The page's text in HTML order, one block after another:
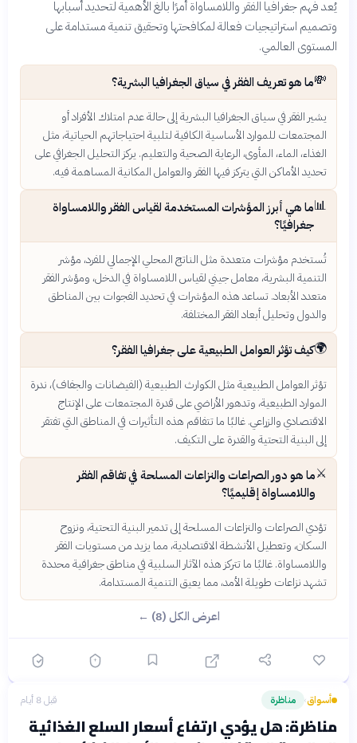
يُعد فهم جغرافيا الفقر واللامساواة أمرًا بالغ الأهمية لتحديد أسبابها
وتصميم استراتيجيات فعالة لمكافحتها وتحقيق تنمية مستدامة على
المستوى العالمي.
💸ما هو تعريف الفقر في سياق الجغرافيا البشرية؟
يشير الفقر في سياق الجغرافيا البشرية إلى حالة عدم امتلاك الأفراد أو
المجتمعات للموارد الأساسية الكافية لتلبية احتياجاتهم الحياتية، مثل
الغذاء، الماء، المأوى، الرعاية الصحية والتعليم. يركز التحليل الجغرافي على
تحديد الأماكن التي يتركز فيها الفقر والعوامل المكانية المساهمة فيه.
📊ما هي أبرز المؤشرات المستخدمة لقياس الفقر واللامساواة
جغرافيًا؟
تُستخدم مؤشرات متعددة مثل الناتج المحلي الإجمالي للفرد، مؤشر
التنمية البشرية، معامل جيني لقياس اللامساواة في الدخل، ومؤشر الفقر
متعدد الأبعاد. تساعد هذه المؤشرات في تحديد الفجوات بين المناطق
والدول وتحليل أبعاد الفقر المختلفة.
🌍كيف تؤثر العوامل الطبيعية على جغرافيا الفقر؟
تؤثر العوامل الطبيعية مثل الكوارث الطبيعية (الفيضانات والجفاف)، ندرة
الموارد الطبيعية، وتدهور الأراضي على قدرة المجتمعات على الإنتاج
الاقتصادي والزراعي. غالبًا ما تتفاقم هذه التأثيرات في المناطق التي تفتقر
إلى البنية التحتية والقدرة على التكيف.
⚔️ما هو دور الصراعات والنزاعات المسلحة في تفاقم الفقر
واللامساواة إقليميًا؟
تؤدي الصراعات والنزاعات المسلحة إلى تدمير البنية التحتية، ونزوح
السكان، وتعطيل الأنشطة الاقتصادية، مما يزيد من مستويات الفقر
واللامساواة. غالبًا ما تتركز هذه الآثار السلبية في مناطق جغرافية محددة
تشهد نزاعات طويلة الأمد، مما يعيق التنمية المستدامة.
اعرض الكل (8) ←
أسواق› مناظرة قبل 8 أيام
مناظرة: هل يؤدي ارتفاع أسعار السلع الغذائية